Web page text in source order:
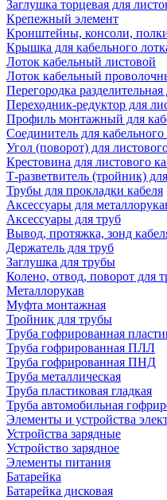
Заглушка торцевая для
Крепежный элемент
Кронштейны, консоли,
Крышка для кабельного
Лоток кабельный листовой
Лоток кабельный
Перегородка
Переходник-редуктор для
Профиль монтажный для
Соединитель для кабельного
Угол (поворот) для
Крестовина для листового
Т-разветвитель (тройник)
Трубы для прокладки кабеля
Аксессуары для
Аксессуары для труб
Вывод, протяжка, зонд
Держатель для труб
Заглушка для трубы
Колено, отвод, поворот для
Металлорукав
Муфта монтажная
Тройник для трубы
Труба гофрированная
Труба гофрированная ПЛЛ
Труба гофрированная ПНД
Труба металлическая
Труба пластиковая гладкая
Труба автомобильная
Элементы и устройства
Устройства зарядные
Устройство зарядное
Элементы питания
Батарейка
Батарейка дисковая